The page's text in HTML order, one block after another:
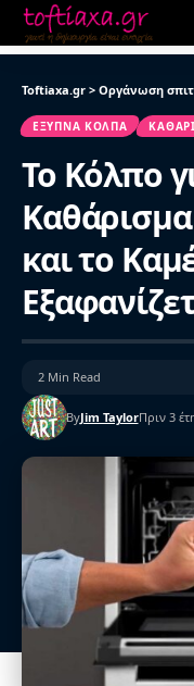
Toftiaxa.gr > Οργάνωση
ΈΞΥΠΝΑ ΚΌΛΠΑ
Το Κόλπο
και το
ByJim TaylorΠριν 3
2 Min Read